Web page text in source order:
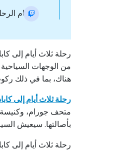
- ختام
رحلة ثلاث أيام إلى
من الوجهات السياحية
هناك، بما في ذلك
رحلة ثلاث أيام إلى
متحف جورام، وكنيسة
بأصالتها. سيعيش
رحلة ثلاث أيام إلى